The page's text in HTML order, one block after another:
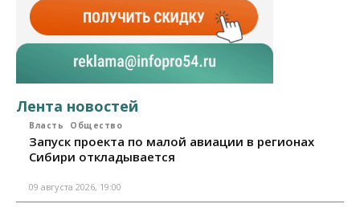
Лента новостей
Власть Общество
Запуск проекта по малой авиации в регионах
Сибири откладывается
09 августа 2026, 19:00